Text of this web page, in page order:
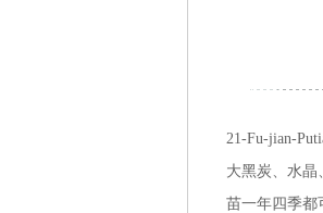
21-Fu-jian-
大黑炭、水晶
苗一年四季都